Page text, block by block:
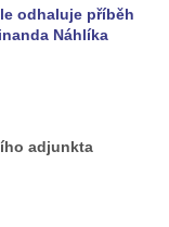
odhaluje příběh
Náhlíka
adjunkta